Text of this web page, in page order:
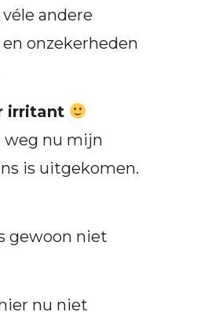
andere
onzekerheden
irritant
weg nu mijn
is uitgekomen.
gewoon niet
nu niet